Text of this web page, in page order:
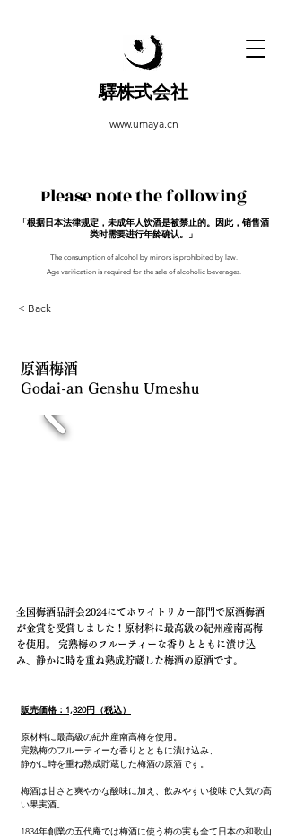
驛株式会社
www.umaya.cn
Please note the following
「根据日本法律规定，未成年人饮酒是被禁止的。因此，销售酒
类时需要进行年龄确认。」
The consumption of alcohol by minors is prohibited by law.
Age verification is required for the sale of alcoholic beverages.
< Back
原酒梅酒
Godai-an Genshu Umeshu
全国梅酒品評会2024にてホワイトリカー部門で原酒梅酒
が金賞を受賞しました！原材料に最高級の紀州産南高梅
を使用。 完熟梅のフルーティーな香りとともに漬け込
み、静かに時を重ね熟成貯蔵した梅酒の原酒です。
販売価格：1,320円（税込）
原材料に最高級の紀州産南高梅を使用。
完熟梅のフルーティーな香りとともに漬け込み、
静かに時を重ね熟成貯蔵した梅酒の原酒です。
梅酒は甘さと爽やかな酸味に加え、飲みやすい後味で人気の高
い果実酒。
1834年創業の五代庵では梅酒に使う梅の実も全て日本の和歌山